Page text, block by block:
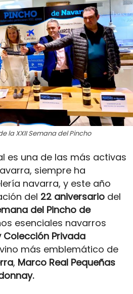
la XXII Semana del Pincho
es una de las más activas
siempre ha
navarra, y este año
del 22 aniversario del
del Pincho de
esenciales navarros
Colección Privada
más emblemático de
, Marco Real Pequeñas